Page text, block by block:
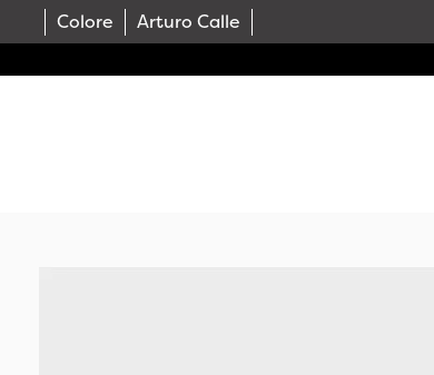
Colore Arturo Calle